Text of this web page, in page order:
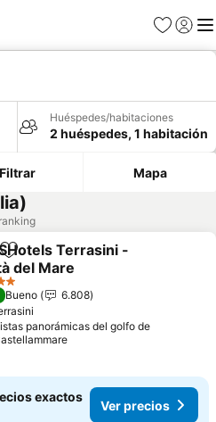
Favoritos
Iniciar
Huéspedes/habitaciones
2 huéspedes, 1 habitación
Filtrar Mapa
Agregar a favoritos
Terrasini -
del Mare
precios
Bueno
6.808
panorámicas del golfo de
exactos
Ver precios